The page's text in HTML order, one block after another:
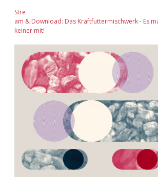
Stre
am & Download: Das Kraftfuttermischwerk - Es
keiner mit!